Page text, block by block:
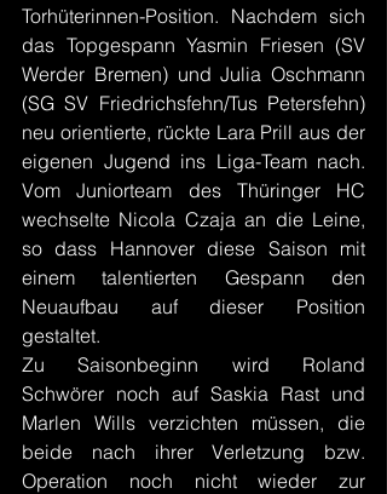
Torhüterinnen-Position. Nachdem sich
das Topgespann Yasmin Friesen (SV
Werder Bremen) und Julia Oschmann
(SG SV Friedrichsfehn/Tus Petersfehn)
neu orientierte, rückte Lara Prill aus der
eigenen Jugend ins Liga-Team nach.
Vom Juniorteam des Thüringer HC
wechselte Nicola Czaja an die Leine,
so dass Hannover diese Saison mit
einem talentierten Gespann den
Neuaufbau auf dieser Position
gestaltet.
Zu Saisonbeginn wird Roland
Schwörer noch auf Saskia Rast und
Marlen Wills verzichten müssen, die
beide nach ihrer Verletzung bzw.
Operation noch nicht wieder zur